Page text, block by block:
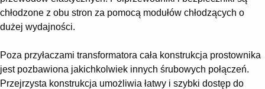
Shopping list preview
0
chłodzone z obu stron za pomocą modułów chłodzących o
dużej wydajności.
Poza przyłaczami transformatora cała konstrukcja prostownika
jest pozbawiona jakichkolwiek innych śrubowych połączeń.
Przejrzysta konstrukcja umożliwia łatwy i szybki dostęp do